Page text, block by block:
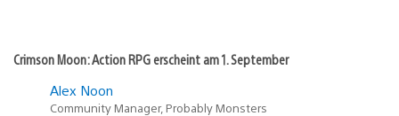
Crimson Moon: Action RPG erscheint am 1. September
Alex Noon
Community Manager, Probably Monsters